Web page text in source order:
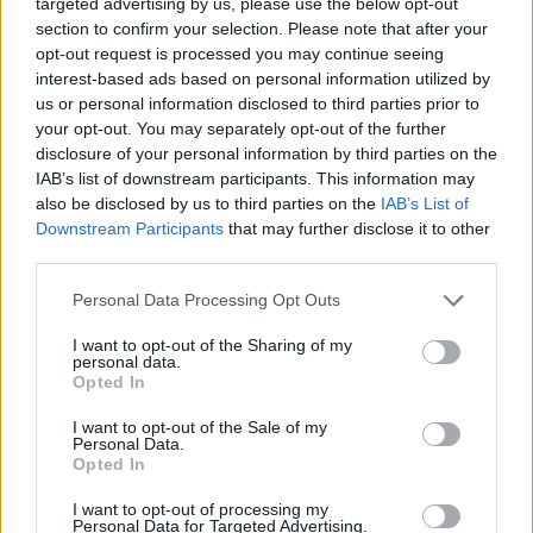
section to confirm your selection. Please note that after your
opt-out request is processed you may continue seeing
interest-based ads based on personal information utilized by
us or personal information disclosed to third parties prior to
your opt-out. You may separately opt-out of the further
disclosure of your personal information by third parties on the
IAB’s list of downstream participants. This information may
also be disclosed by us to third parties on the IAB’s List of
Downstream Participants that may further disclose it to other
Personal Data Processing Opt Outs
I want to opt-out of the Sharing of my
personal data.
Opted In
I want to opt-out of the Sale of my
Personal Data.
Opted In
I want to opt-out of processing my
Personal Data for Targeted Advertising.
τεχνολογία, έξυπνη συνδεσιμότητα, και
αναβαθμισμένες δυνατότητες για
επαγγελματική και οικογενειακή χρήση αλλά
και για διασκέδαση. Οι μηχανικοί και οι
σχεδιαστές της Ford συνεργάστηκαν με
πελάτες από όλο τον κόσμο για να
δημιουργήσουν ένα pick-up το οποίο
μπορεί να τους υποστηρίξει σε
επαγγελματικές, οικογενειακές και σπορ
δραστηριότητες Οι σχεδιαστές της Ford
δημιούργησαν…